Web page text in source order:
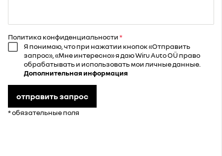
Политика конфиденциальности
Я понимаю, что при нажатии кнопок «Отправить
запрос», «Мне интересно» я даю Wiru Auto OÜ право
обрабатывать и использовать мои личные данные.
Дополнительная информация
отправить запрос
* обязательные поля